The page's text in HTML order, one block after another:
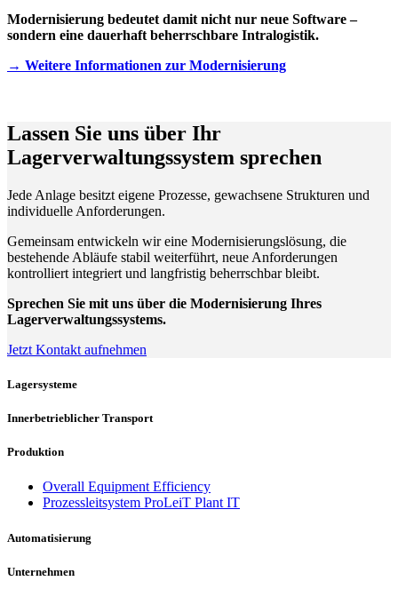
Modernisierung bedeutet damit nicht nur neue Software –
sondern eine dauerhaft beherrschbare Intralogistik.
→ Weitere Informationen zur Modernisierung
Lassen Sie uns über Ihr
Lagerverwaltungssystem sprechen
Jede Anlage besitzt eigene Prozesse, gewachsene Strukturen und
individuelle Anforderungen.
Gemeinsam entwickeln wir eine Modernisierungslösung, die
bestehende Abläufe stabil weiterführt, neue Anforderungen
kontrolliert integriert und langfristig beherrschbar bleibt.
Sprechen Sie mit uns über die Modernisierung Ihres
Lagerverwaltungssystems.
Jetzt Kontakt aufnehmen
Lagersysteme
Innerbetrieblicher Transport
Produktion
Overall Equipment Efficiency
Prozessleitsystem ProLeiT Plant IT
Automatisierung
Unternehmen